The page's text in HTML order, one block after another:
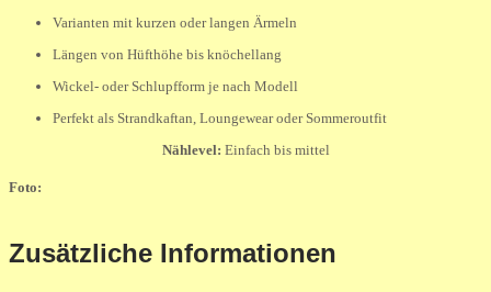
Varianten mit kurzen oder langen Ärmeln
Längen von Hüfthöhe bis knöchellang
Wickel- oder Schlupfform je nach Modell
Perfekt als Strandkaftan, Loungewear oder Sommeroutfit
Nählevel: Einfach bis mittel
Foto:
Zusätzliche Informationen